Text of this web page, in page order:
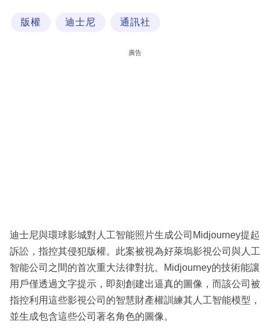
區
版權 迪士尼 通訊社
廣告
迪士尼與環球影城對人工智能照片生成公司Midjourney提起
訴訟，指控其侵犯版權。此案被視為好萊塢影視公司與人工
智能公司之間的首次重大法律對抗。Midjourney的技術能讓
用戶僅透過文字提示，即刻創建出逼真的圖像，而該公司被
指控利用這些影視公司的智慧財產權訓練其人工智能模型，
並生成包含這些公司著名角色的圖像。